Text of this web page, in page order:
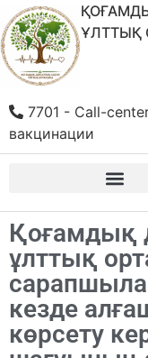
ҰЛТТЫҚ
7701 - Call-
вакцинации
Қоғамдық
ұлттық
кезде
көрсету